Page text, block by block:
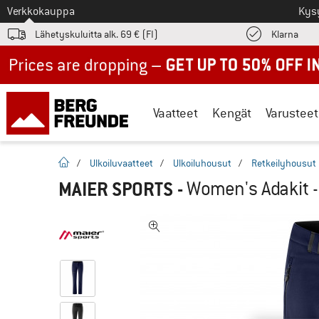
Tästä siirtyäksesi
Verkkokauppa
Lähetyskuluitta alk. 69 € (FI) Klarna
Vaatteet Kengät Varusteet
Kotisivu
/ Ulkoiluvaatteet / Ulkoiluhousut / Retkeilyhousut
MAIER SPORTS -Women's Adakit